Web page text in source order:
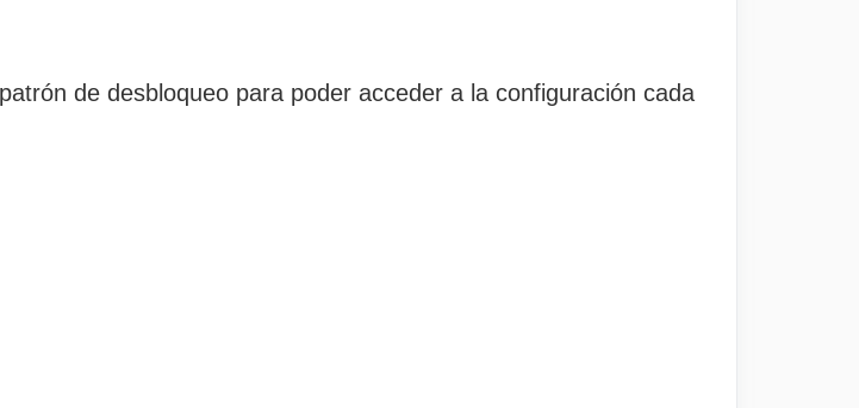
de desbloqueo para poder acceder a la configuración cada